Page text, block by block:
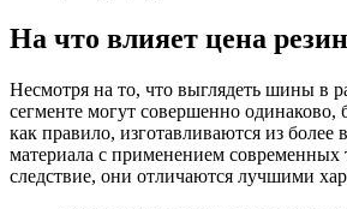
На что влияет цена
Несмотря на то, что выглядеть шины в
сегменте могут совершенно одинаково,
как правило, изготавливаются из более
материала с применением современных
следствие, они отличаются лучшими